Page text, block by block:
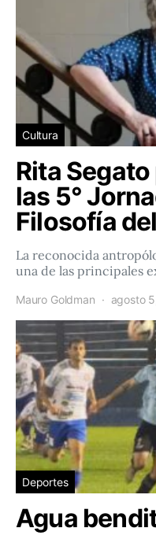
Cultura
Rita
las 5°
Filosofía
La reconocida
una de las principales
Mauro Goldman agosto
Deportes
Agua